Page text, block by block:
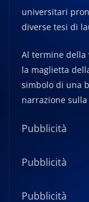
universitari
diverse tesi di
Al termine della
la maglietta
simbolo di una
narrazione
Pubblicità
Pubblicità
Pubblicità